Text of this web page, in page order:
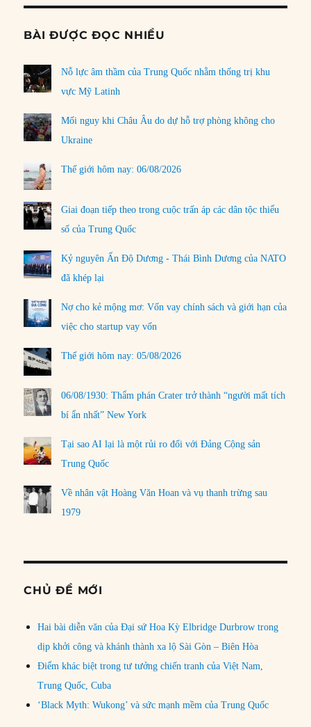
BÀI ĐƯỢC ĐỌC NHIỀU
Nỗ lực âm thầm của Trung Quốc nhằm thống trị khu
vực Mỹ Latinh
Mối nguy khi Châu Âu do dự hỗ trợ phòng không cho
Ukraine
Thế giới hôm nay: 06/08/2026
Giai đoạn tiếp theo trong cuộc trấn áp các dân tộc thiểu
số của Trung Quốc
Kỷ nguyên Ấn Độ Dương - Thái Bình Dương của NATO
đã khép lại
Nợ cho kẻ mộng mơ: Vốn vay chính sách và giới hạn của
việc cho startup vay vốn
Thế giới hôm nay: 05/08/2026
06/08/1930: Thẩm phán Crater trở thành “người mất tích
bí ẩn nhất” New York
Tại sao AI lại là một rủi ro đối với Đảng Cộng sản
Trung Quốc
Về nhân vật Hoàng Văn Hoan và vụ thanh trừng sau
1979
CHỦ ĐỀ MỚI
Hai bài diễn văn của Đại sứ Hoa Kỳ Elbridge Durbrow trong
dịp khởi công và khánh thành xa lộ Sài Gòn – Biên Hòa
Điểm khác biệt trong tư tưởng chiến tranh của Việt Nam,
Trung Quốc, Cuba
‘Black Myth: Wukong’ và sức mạnh mềm của Trung Quốc